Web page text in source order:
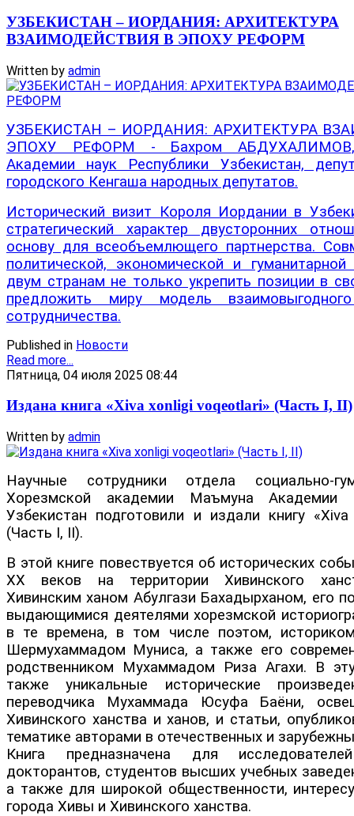
УЗБЕКИСТАН – ИОРДАНИЯ: АРХИТЕКТУРА
ВЗАИМОДЕЙСТВИЯ В ЭПОХУ РЕФОРМ
Written by admin
УЗБЕКИСТАН – ИОРДАНИЯ: АРХИТЕКТУРА
ЭПОХУ РЕФОРМ - Бахром АБДУХАЛИМОВ,
Академии наук Республики Узбекистан,
городского Кенгаша народных депутатов.
Исторический визит Короля Иордании в
стратегический характер двусторонних
основу для всеобъемлющего партнерства.
политической, экономической и
двум странам не только укрепить позиции в
предложить миру модель
сотрудничества.
Published in Новости
Read more...
Пятница, 04 июля 2025 08:44
Издана книга «Xiva xonligi voqeotlari» (Часть I, II)
Written by admin
Научные сотрудники отдела социально-
Хорезмской академии Маъмуна Академии
Узбекистан подготовили и издали книгу
(Часть I, II).
В этой книге повествуется об исторических
XX веков на территории Хивинского
Хивинским ханом Абулгази Бахадырханом, его
выдающимися деятелями хорезмской
в те времена, в том числе поэтом,
Шермухаммадом Муниса, а также его
родственником Мухаммадом Риза Агахи. В
также уникальные исторические
переводчика Мухаммада Юсуфа Баёни,
Хивинского ханства и ханов, и статьи,
тематике авторами в отечественных и
Книга предназначена для
докторантов, студентов высших учебных
а также для широкой общественности,
города Хивы и Хивинского ханства.